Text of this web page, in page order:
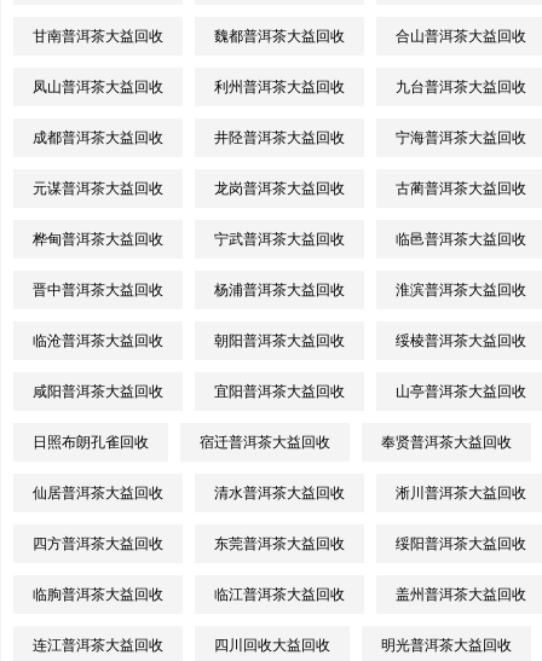
甘南普洱茶大益回收 魏都普洱茶大益回收 合山普洱茶大益回收
凤山普洱茶大益回收 利州普洱茶大益回收 九台普洱茶大益回收
成都普洱茶大益回收 井陉普洱茶大益回收 宁海普洱茶大益回收
元谋普洱茶大益回收 龙岗普洱茶大益回收 古蔺普洱茶大益回收
桦甸普洱茶大益回收 宁武普洱茶大益回收 临邑普洱茶大益回收
晋中普洱茶大益回收 杨浦普洱茶大益回收 淮滨普洱茶大益回收
临沧普洱茶大益回收 朝阳普洱茶大益回收 绥棱普洱茶大益回收
咸阳普洱茶大益回收 宜阳普洱茶大益回收 山亭普洱茶大益回收
日照布朗孔雀回收 宿迁普洱茶大益回收 奉贤普洱茶大益回收
仙居普洱茶大益回收 清水普洱茶大益回收 淅川普洱茶大益回收
四方普洱茶大益回收 东莞普洱茶大益回收 绥阳普洱茶大益回收
临朐普洱茶大益回收 临江普洱茶大益回收 盖州普洱茶大益回收
连江普洱茶大益回收 四川回收大益回收 明光普洱茶大益回收